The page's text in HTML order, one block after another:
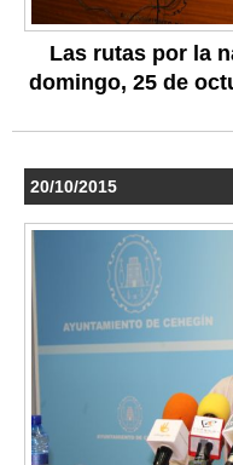
Las rutas por la
domingo, 25 de
20/10/2015